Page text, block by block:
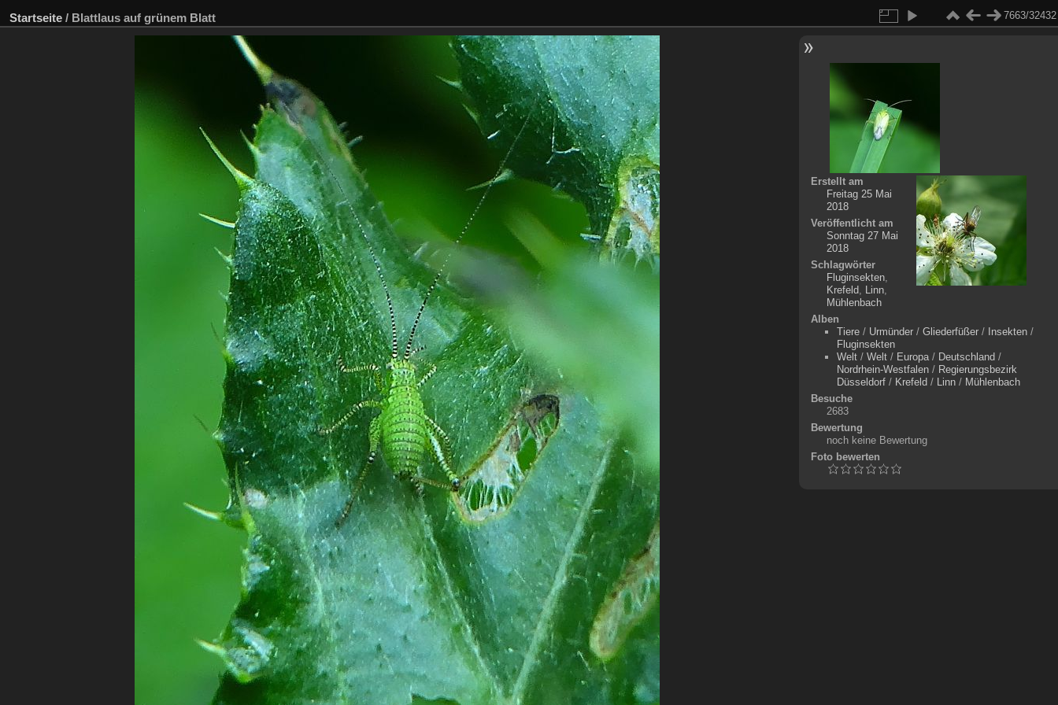
Startseite / Blattlaus auf grünem Blatt 7663/32432
Erstellt am
Freitag 25 Mai
2018
Veröffentlicht am
Sonntag 27 Mai
2018
Schlagwörter
Fluginsekten,
Krefeld, Linn,
Mühlenbach
Alben
Tiere/ Urmünder/ Gliederfüßer/ Insekten/
Fluginsekten
Welt/ Welt/ Europa/ Deutschland /
Nordrhein-Westfalen/ Regierungsbezirk
Düsseldorf/ Krefeld / Linn/ Mühlenbach
Besuche
2683
Bewertung
noch keine Bewertung
Foto bewerten